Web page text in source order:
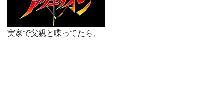
実家で父親と喋ってたら、